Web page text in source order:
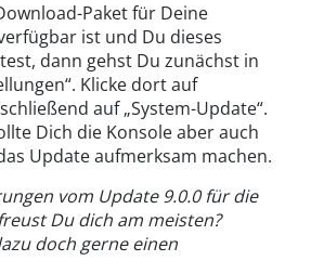
Paket für Deine
ist und Du dieses
dann gehst Du zunächst in
Klicke dort auf
auf „System-Update“.
Dich die Konsole aber auch
Update aufmerksam machen.
vom Update 9.0.0 für die
Du dich am meisten?
doch gerne einen